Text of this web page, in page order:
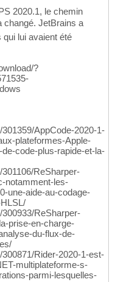
2020.1, le chemin
changé. JetBrains a
lui avaient été
?
AppCode-2020-1-
plateformes-Apple-
code-plus-rapide-et-la-
ReSharper-
notamment-les-
une-aide-au-codage-
ReSharper-
prise-en-charge-
du-flux-de-
Rider-2020-1-est-
multiplateforme-s-
parmi-lesquelles-